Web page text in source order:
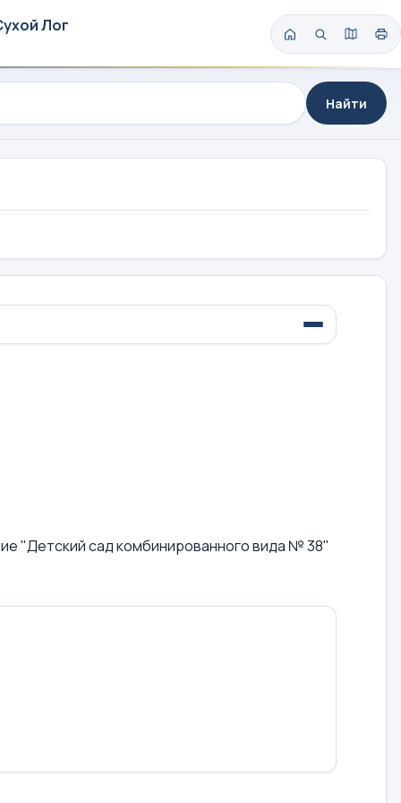
Лог
Найти
"Детский сад комбинированного вида № 38"